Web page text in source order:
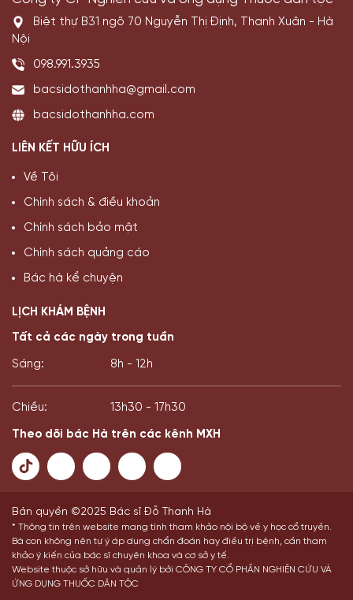
Nội
bacsidothanhha@gmail.com
bacsidothanhha.com
LIÊN KẾT HỮU ÍCH
Về Tôi
Chính sách & điều khoản
Chính sách bảo mật
Chính sách quảng cáo
Bác hà kể chuyện
LỊCH KHÁM BỆNH
Tất cả các ngày trong tuần
Sáng: 8h - 12h
Theo dõi bác Hà trên các kênh MXH
Bà con không nên tự ý áp dụng chẩn đoán hay điều trị bệnh, cần tham
khảo ý kiến của bác sĩ chuyên khoa và cơ sở y tế.
Website thuộc sở hữu và quản lý bởi CÔNG TY CỔ PHẦN NGHIÊN CỨU VÀ
ỨNG DỤNG THUỐC DÂN TỘC